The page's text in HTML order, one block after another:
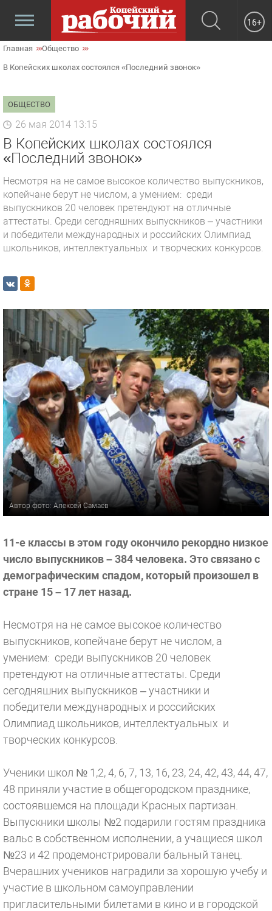
16+
Главная Общество
В Копейских школах состоялся «Последний звонок»
ОБЩЕСТВО
26 мая 2014 13:15
В Копейских школах состоялся
«Последний звонок»
Несмотря на не самое высокое количество выпускников,
копейчане берут не числом, а умением: среди
выпускников 20 человек претендуют на отличные
аттестаты. Среди сегодняшних выпускников – участники
и победители международных и российских Олимпиад
школьников, интеллектуальных и творческих конкурсов.
Автор фото: Алексей Самаев
11-е классы в этом году окончило рекордно низкое
число выпускников – 384 человека. Это связано с
демографическим спадом, который произошел в
стране 15 – 17 лет назад.
Несмотря на не самое высокое количество
выпускников, копейчане берут не числом, а
умением: среди выпускников 20 человек
претендуют на отличные аттестаты. Среди
сегодняшних выпускников – участники и
победители международных и российских
Олимпиад школьников, интеллектуальных и
творческих конкурсов.
Ученики школ № 1,2, 4, 6, 7, 13, 16, 23, 24, 42, 43, 44, 47,
48 приняли участие в общегородском празднике,
состоявшемся на площади Красных партизан.
Выпускники школы №2 подарили гостям праздника
вальс в собственном исполнении, а учащиеся школ
№23 и 42 продемонстрировали бальный танец.
Вчерашних учеников наградили за хорошую учебу и
участие в школьном самоуправлении
пригласительными билетами в кино и в городской